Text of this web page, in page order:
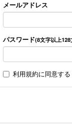
メールアドレス
パスワード(8文字以上128
利用規約に同意する